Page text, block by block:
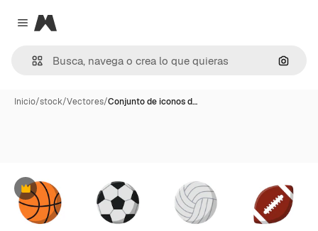
Close menu
Magnific
Inicio/stock/Vectores/Conjunto de iconos d…
Premium